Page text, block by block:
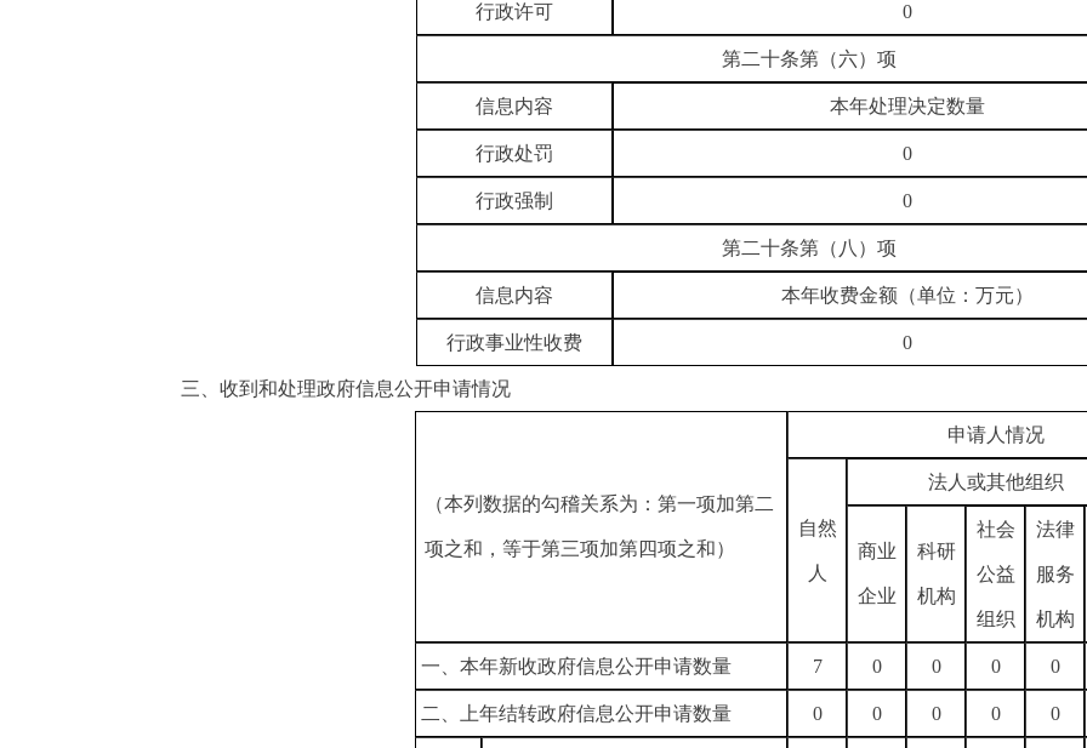
行政许可 0
第二十条第（六）项
信息内容 本年处理决定数量
行政处罚 0
行政强制 0
第二十条第（八）项
信息内容 本年收费金额（单位：万元）
行政事业性收费 0
三、收到和处理政府信息公开申请情况
（本列数据的勾稽关系为：第一项加第二
项之和，等于第三项加第四项之和）
申请人情况
自然
人
法人或其他组织
商业
企业
科研
机构
社会
公益
组织
法律
服务
机构
一、本年新收政府信息公开申请数量 7 0 0 0 0
二、上年结转政府信息公开申请数量 0 0 0 0 0